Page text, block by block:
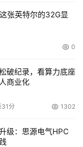
张英特尔的32G显
0
破纪录，看算力底座
商业化
分 1302
级：思源电气HPC